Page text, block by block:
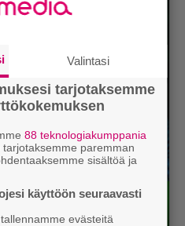
Valintasi
tarjotaksemme
88 teknologiakumppania
paremman
sisältöä ja
käyttöön seuraavasti
evästeitä